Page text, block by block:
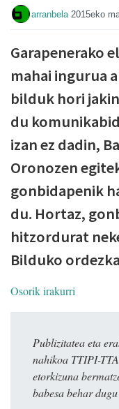
arranbela 2015eko
Garapenerako
mahai ingurua
bilduk hori
du
izan ez dadin,
Oronozen
gonbidapenik
du. Hortaz,
hitzordurat
Bilduko
Osorik irakurri
Publizitatea eta
nahikoa TTIPI-
etorkizuna
babesa behar